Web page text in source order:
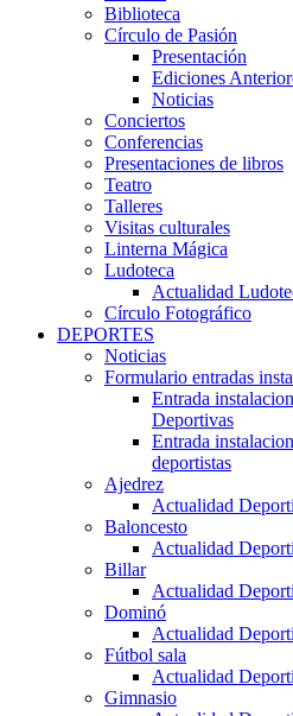
Biblioteca
Círculo de Pasión
Presentación
Ediciones
Noticias
Conciertos
Conferencias
Presentaciones de libros
Teatro
Talleres
Visitas culturales
Linterna Mágica
Ludoteca
Actualidad
Círculo Fotográfico
DEPORTES
Noticias
Formulario entradas
Entrada
Deportivas
Entrada
deportistas
Ajedrez
Actualidad
Baloncesto
Actualidad
Billar
Actualidad
Dominó
Actualidad
Fútbol sala
Actualidad
Gimnasio